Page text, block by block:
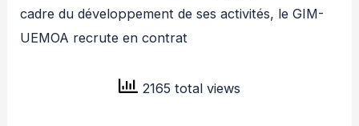
cadre du développement de ses activités, le GIM-
UEMOA recrute en contrat
2165 total views